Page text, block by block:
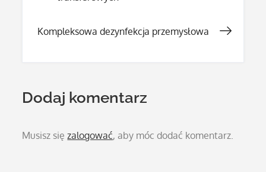
Kompleksowa dezynfekcja przemysłowa
Dodaj komentarz
Musisz sięzalogować, aby móc dodać komentarz.